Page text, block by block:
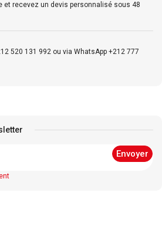
et recevez un devis personnalisé sous 48
520 131 992 ou via WhatsApp +212 777